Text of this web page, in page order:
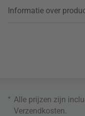
Informatie over
* Alle prijzen zijn
Verzendkosten